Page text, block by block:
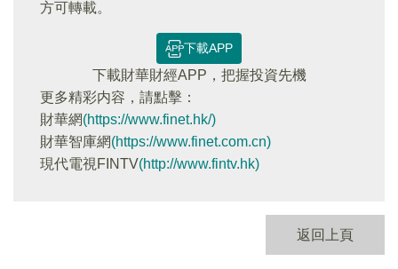
方可轉載。
下載APP
下載財華財經APP，把握投資先機
更多精彩内容，請點擊：
財華網(https://www.finet.hk/)
財華智庫網(https://www.finet.com.cn)
現代電視FINTV(http://www.fintv.hk)
返回上頁